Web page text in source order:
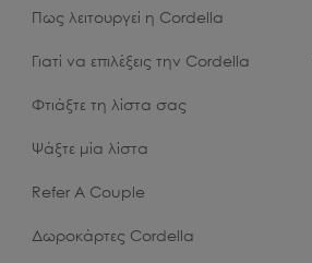
Πως λειτουργεί η Cordella
Γιατί να επιλέξεις την Cordella
Φτιάξτε τη λίστα σας
Ψάξτε μία λίστα
Refer A Couple
Δωροκάρτες Cordella